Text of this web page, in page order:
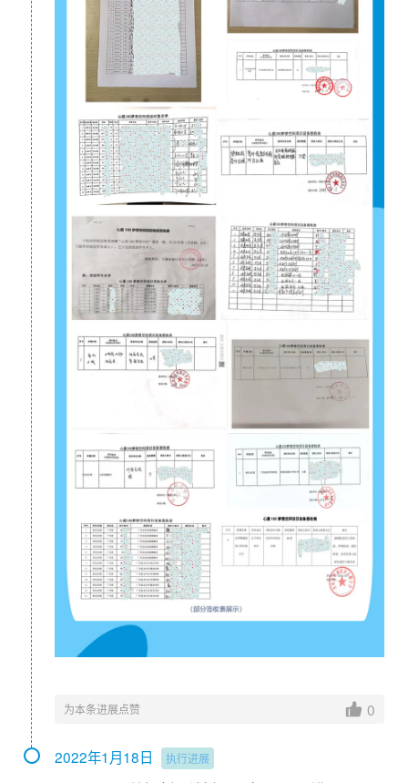
小强最喜欢的事情是大声地朗读课本给奶奶听，一字一
句，这是属于小强和奶奶祖孙俩的快乐时光。
马上要上6年级了，小雪的作业有时候会有点多，她会
在晚饭后帮奶奶捡碗，然后坐在餐桌边继续写作业。
用电高峰期，农村偶尔会停电，蜡烛是家里的必备品。
虽然烛光昏暗摇摆，小雪却说很喜欢：“ 我觉得蜡烛的
火焰就像是精灵在跳舞。”
小雪是单亲家庭的孩子，性格文静，喜欢画画，喜欢跳
一根蜡烛，一张餐桌，一个凳子是她的全部学习空间。
烛光映在小雪眼睛里，是她对未来的向往和期待。
在甘肃、广西、贵州、河南......在全国个别欠发达地区的一
些村子里，有许多类似的孩子们。他们每天都在不适合学习
的地方用着极不健康的姿势在学习，他们没有一套合适的桌
椅，也没有见过什么是能充电的学习灯，更没奢望过有一个
独立的学习空间。但孩子从来没有因为缺少什么而停下脚
步，从不会因为家境贫寒而有抱怨，她们的目光永远热烈且
为本条进展点赞 0
2022年1月18日 执行进展